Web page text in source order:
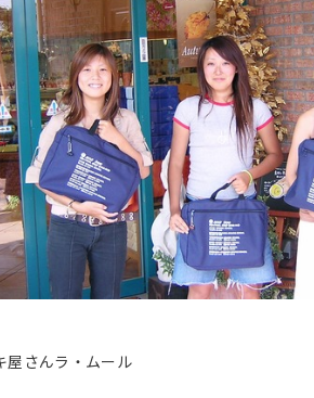
屋さんラ・ムール